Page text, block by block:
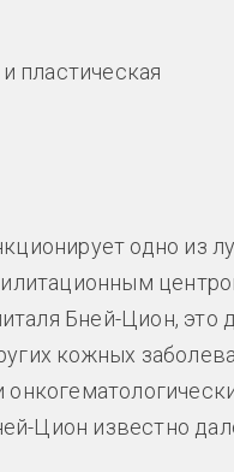
пластическая
одно из
Бней-Цион,
кожных
Цион известно